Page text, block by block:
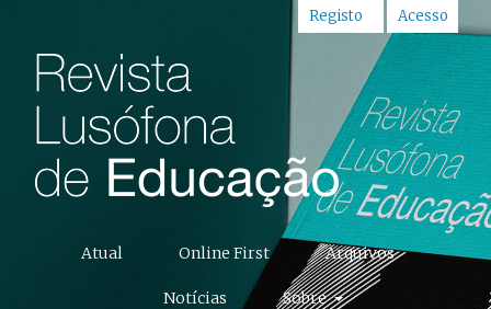
Atual Online First Arquivos
Notícias Sobre
Registo Acesso